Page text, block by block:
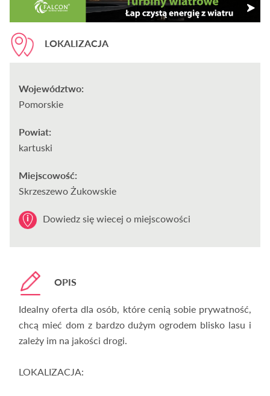
LOKALIZACJA
Województwo:
Pomorskie
Powiat:
kartuski
Miejscowość:
Skrzeszewo Żukowskie
Dowiedz się wiecej o miejscowości
OPIS
Idealny oferta dla osób, które cenią sobie prywatność,
chcą mieć dom z bardzo dużym ogrodem blisko lasu i
zależy im na jakości drogi.
LOKALIZACJA: